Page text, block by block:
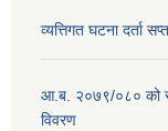
व्यत्तिगत घटना दर्ता
आ.ब. २०७९/०८० को
विवरण